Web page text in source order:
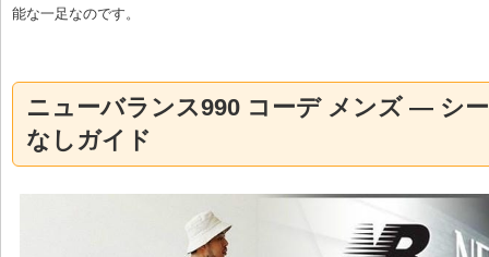
能な一足なのです。
ニューバランス990 コーデ メンズ — シ
なしガイド